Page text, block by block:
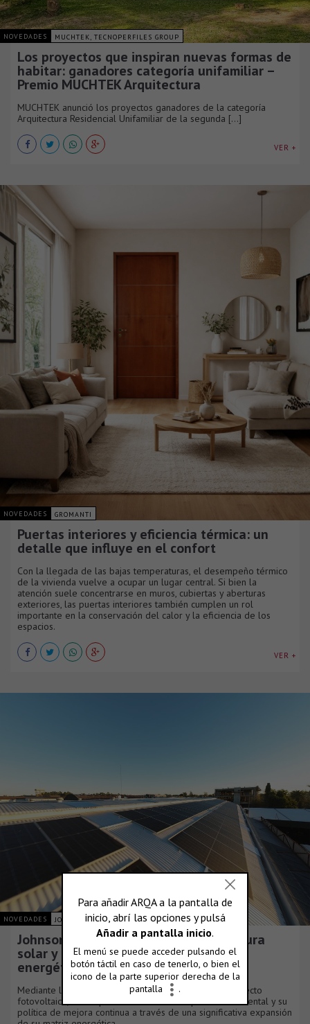
NOVEDADES MUCHTEK, TECNOPERFILES GROUP
Los proyectos que inspiran nuevas formas de
habitar: ganadores categoría unifamiliar –
Premio MUCHTEK Arquitectura
MUCHTEK anunció los proyectos ganadores de la categoría
Arquitectura Residencial Unifamiliar de la segunda [...]
VER +
NOVEDADES GROMANTI
Puertas interiores y eficiencia térmica: un
detalle que influye en el confort
Con la llegada de las bajas temperaturas, el desempeño térmico
de la vivienda vuelve a ocupar un lugar central. Si bien la
atención suele concentrarse en muros, cubiertas y aberturas
exteriores, las puertas interiores también cumplen un rol
importante en la conservación del calor y la eficiencia de los
espacios.
VER +
NOVEDADES JOHNSON ACERO S.A.
Johnson Acero duplica su infraestructura
solar y consolida su plan de eficiencia
energética
Mediante la culminación de una nueva fase de su proyecto
fotovoltaico, la compañía reafirma su compromiso ambiental y su
política de mejora continua a través de una significativa expansión